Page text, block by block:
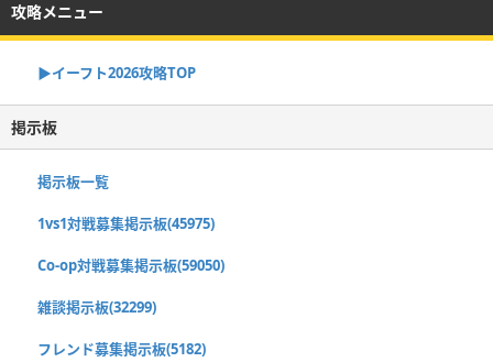
攻略メニュー
▶イーフト2026攻略TOP
掲示板
掲示板一覧
1vs1対戦募集掲示板(45975)
Co-op対戦募集掲示板(59050)
雑談掲示板(32299)
フレンド募集掲示板(5182)